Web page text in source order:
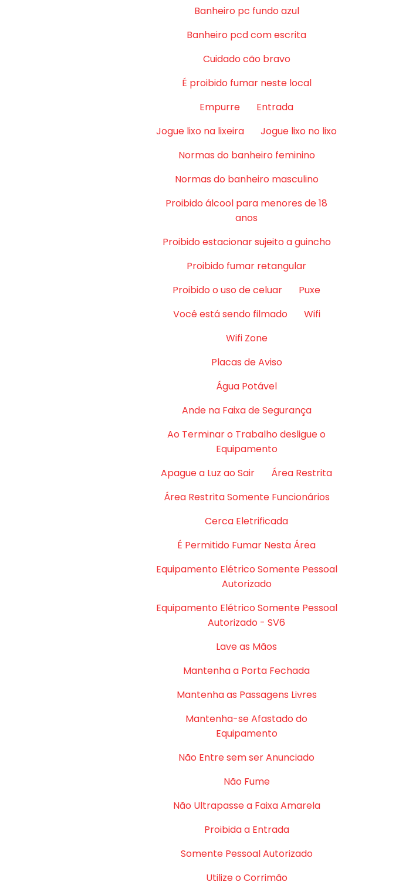
Banheiro pc fundo azul
Banheiro pcd com escrita
Cuidado cão bravo
É proibido fumar neste local
Empurre
Entrada
Jogue lixo na lixeira
Jogue lixo no lixo
Normas do banheiro feminino
Normas do banheiro masculino
Proibido álcool para menores de 18
anos
Proibido estacionar sujeito a guincho
Proibido fumar retangular
Proibido o uso de celuar
Puxe
Você está sendo filmado
Wifi
Wifi Zone
Placas de Aviso
Água Potável
Ande na Faixa de Segurança
Ao Terminar o Trabalho desligue o
Equipamento
Apague a Luz ao Sair
Área Restrita
Área Restrita Somente Funcionários
Cerca Eletrificada
É Permitido Fumar Nesta Área
Equipamento Elétrico Somente Pessoal
Autorizado
Equipamento Elétrico Somente Pessoal
Autorizado - SV6
Lave as Mãos
Mantenha a Porta Fechada
Mantenha as Passagens Livres
Mantenha-se Afastado do
Equipamento
Não Entre sem ser Anunciado
Não Fume
Não Ultrapasse a Faixa Amarela
Proibida a Entrada
Somente Pessoal Autorizado
Utilize o Corrimão